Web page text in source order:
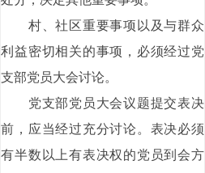
村、社区重要事项以及与群众
利益密切相关的事项，必须经过党
支部党员大会讨论。
党支部党员大会议题提交表决
前，应当经过充分讨论。表决必须
有半数以上有表决权的党员到会方